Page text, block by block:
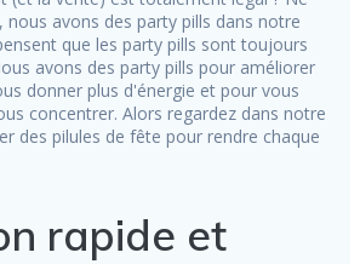
nous avons des party pills dans notre
que les party pills sont toujours
avons des party pills pour améliorer
donner plus d'énergie et pour vous
concentrer. Alors regardez dans notre
des pilules de fête pour rendre chaque
rapide et